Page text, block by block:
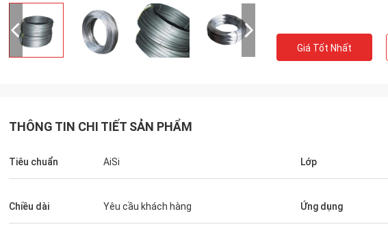
Giá Tốt Nhất
THÔNG TIN CHI TIẾT SẢN PHẨM
Tiêu chuẩn AiSi Lớp
Chiều dài Yêu cầu khách hàng Ứng dụng